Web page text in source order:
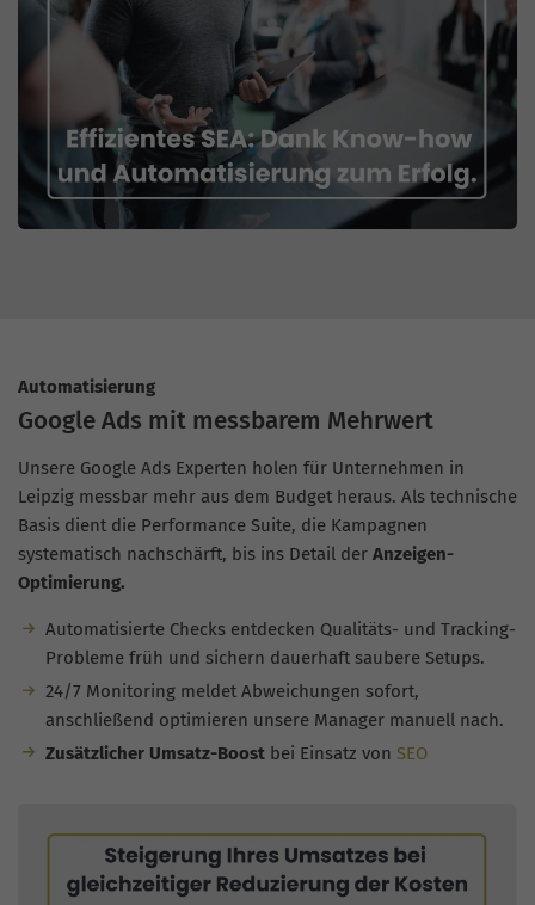
Automatisierung
Google Ads mit messbarem Mehrwert
Unsere Google Ads Experten holen für Unternehmen in
Leipzig messbar mehr aus dem Budget heraus. Als technische
Basis dient die Performance Suite, die Kampagnen
systematisch nachschärft, bis ins Detail der Anzeigen-
Optimierung.
Automatisierte Checks entdecken Qualitäts- und Tracking-
Probleme früh und sichern dauerhaft saubere Setups.
24/7 Monitoring meldet Abweichungen sofort,
anschließend optimieren unsere Manager manuell nach.
Zusätzlicher Umsatz-Boostbei Einsatz von SEO